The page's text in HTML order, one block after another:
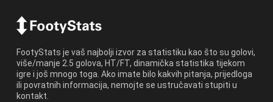
FootyStats je vaš najbolji izvor za statistiku kao što su golovi,
više/manje 2.5 golova, HT/FT, dinamička statistika tijekom
igre i još mnogo toga. Ako imate bilo kakvih pitanja, prijedloga
ili povratnih informacija, nemojte se ustručavati stupiti u
kontakt.